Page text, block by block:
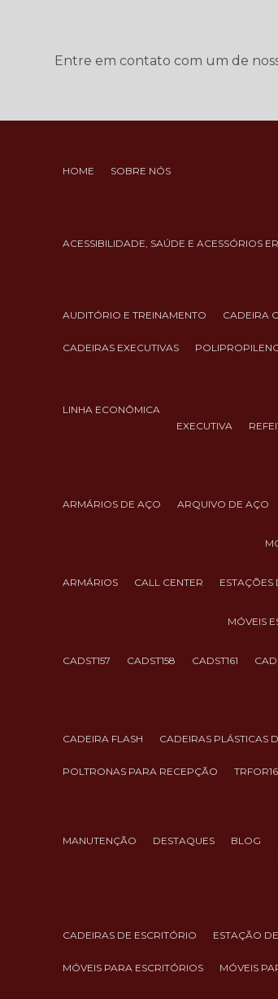
Entre em contato com um de
HOME SOBRE NÓS
ACESSIBILIDADE, SAÚDE E ACESSÓRIOS
AUDITÓRIO E TREINAMENTO CADEIRA
CADEIRAS EXECUTIVAS
LINHA ECONÔMICA
EXECUTIVA
ARMÁRIOS DE AÇO ARQUIVO DE AÇO
ARMÁRIOS CALL CENTER
MÓVEIS
CADST157 CADST158 CADST161
CADEIRA FLASH CADEIRAS PLÁSTICAS
POLTRONAS PARA RECEPÇÃO
MANUTENÇÃO DESTAQUES BLOG
CADEIRAS DE ESCRITÓRIO ESTAÇÃO
MÓVEIS PARA ESCRITÓRIOS MÓVEIS